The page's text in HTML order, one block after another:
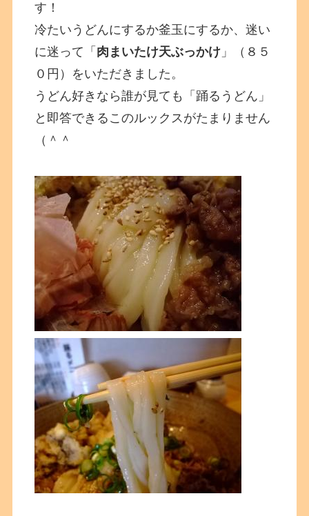
す！
冷たいうどんにするか釜玉にするか、迷い
に迷って「 肉まいたけ天ぶっかけ 」（８５
０円）をいただきました。
うどん好きなら誰が見ても「踊るうどん」
と即答できるこのルックスがたまりません
（＾＾